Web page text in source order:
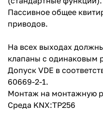
Пассивное общее
приводов.
На всех выходах
клапаны с одинаковым
Допуск VDE в
60669-2-1.
Монтаж на монтажную
Среда KNX:TP256